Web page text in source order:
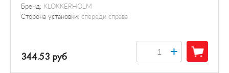
Бренд: KLOKKERHOLM
Сторона установки: спереди справа
344.53 руб +